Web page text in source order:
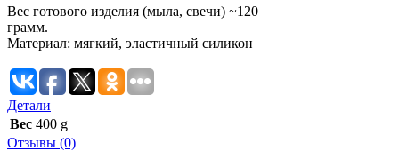
Вес готового изделия (мыла, свечи) ~120
грамм.
Материал: мягкий, эластичный силикон
Детали
Вес 400 g
Отзывы (0)